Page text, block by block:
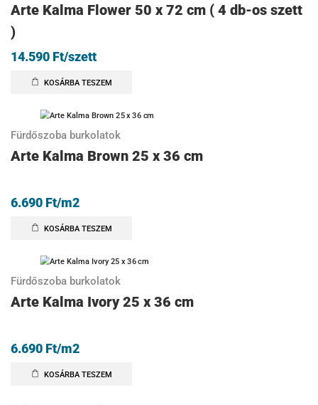
Arte Kalma Flower 50 x 72 cm ( 4 db-os szett
)
14.590 Ft/szett
KOSÁRBA TESZEM
Fürdőszoba burkolatok
Arte Kalma Brown 25 x 36 cm
6.690 Ft/m2
KOSÁRBA TESZEM
Fürdőszoba burkolatok
Arte Kalma Ivory 25 x 36 cm
6.690 Ft/m2
KOSÁRBA TESZEM